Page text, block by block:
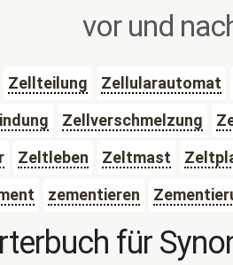
vor und
Zellteilung Zellularautomat
Zellverschmelzung
Zeltleben Zeltmast
zementieren
für